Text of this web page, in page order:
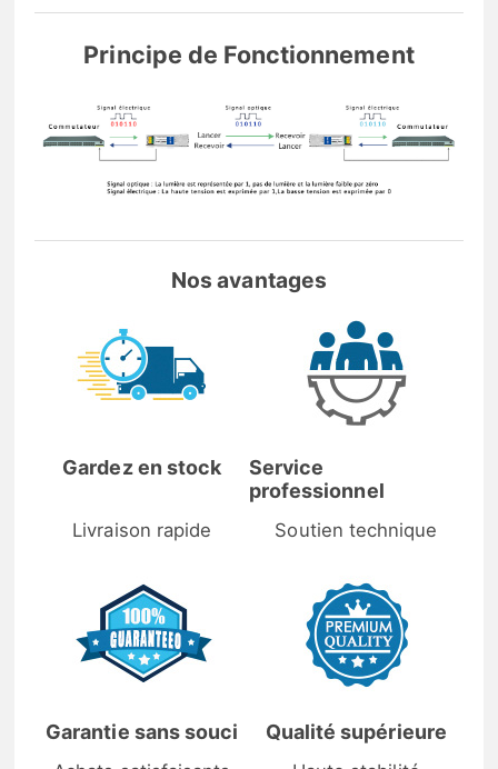
Principe de Fonctionnement
Nos avantages
Gardez en stock
Livraison rapide
Service
professionnel
Soutien technique
Garantie sans souci Qualité supérieure